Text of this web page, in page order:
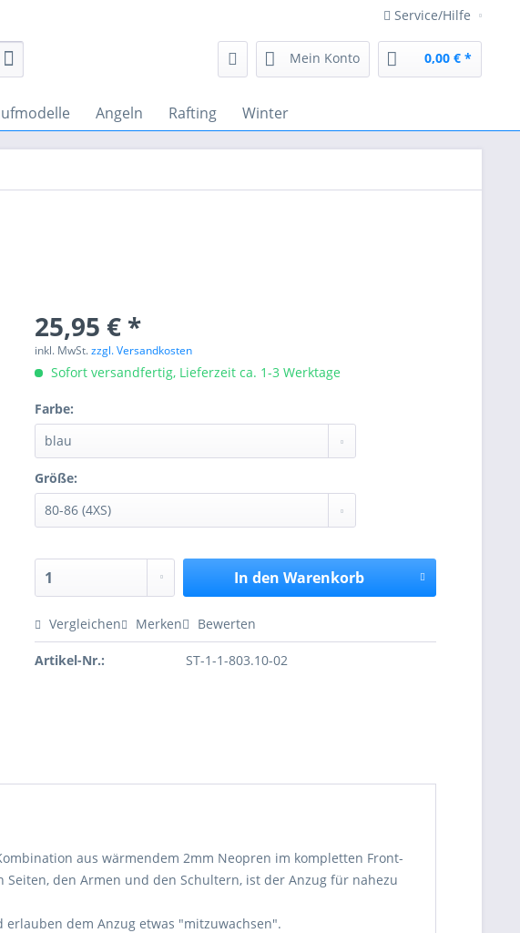
Service/Hilfe
Mein Konto 0,00 € *
Angeln Rafting Winter
25,95 € *
inkl. MwSt.zzgl. Versandkosten
Sofort versandfertig, Lieferzeit ca. 1-3 Werktage
Farbe:
Größe:
In den Warenkorb
Vergleichen Merken Bewerten
Artikel-Nr.: ST-1-1-803.10-02
aus wärmendem 2mm Neopren im kompletten Front-
den Armen und den Schultern, ist der Anzug für nahezu
dem Anzug etwas "mitzuwachsen".